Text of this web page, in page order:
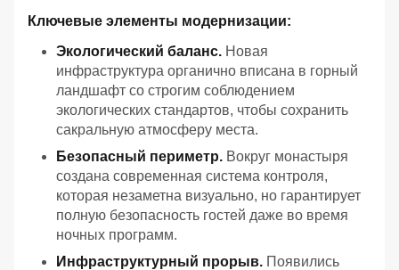
Ключевые элементы модернизации:
Экологический баланс. Новая
инфраструктура органично вписана в горный
ландшафт со строгим соблюдением
экологических стандартов, чтобы сохранить
сакральную атмосферу места.
Безопасный периметр. Вокруг монастыря
создана современная система контроля,
которая незаметна визуально, но гарантирует
полную безопасность гостей даже во время
ночных программ.
Инфраструктурный прорыв. Появились